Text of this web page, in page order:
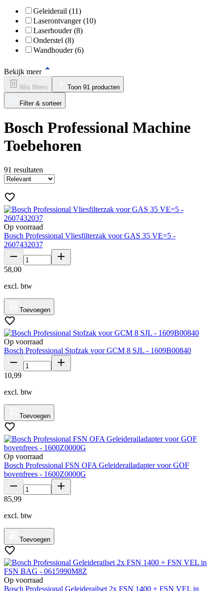
Geleiderail (11)
Laserontvanger (10)
Laserhouder (8)
Onderstel (8)
Wandhouder (6)
Bekijk meer
Wis filters Toon 91 producten
Filter & sorteer
Bosch Professional Machine
Toebehoren
91 resultaten
Op voorraad
Bosch Professional Vliesfilterzak voor GAS 35 VE=5 -
2607432037
58,00
excl. btw
Toevoegen
Op voorraad
Bosch Professional Stofzak voor GCM 8 SJL - 1609B00840
10,99
excl. btw
Toevoegen
Op voorraad
Bosch Professional FSN OFA Geleiderailadapter voor GOF
bovenfrees - 1600Z0000G
85,99
excl. btw
Toevoegen
Op voorraad
Bosch Professional Geleiderailset 2x FSN 1400 + FSN VEL in